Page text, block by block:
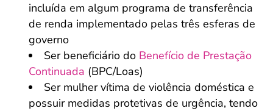
incluída em algum programa de transferência
de renda implementado pelas três esferas de
governo
Ser beneficiário do Benefício de Prestação
Continuada (BPC/Loas)
Ser mulher vítima de violência doméstica e
possuir medidas protetivas de urgência, tendo